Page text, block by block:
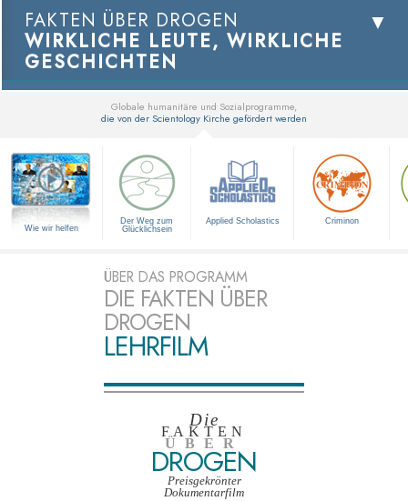
FAKTEN ÜBER DROGEN
WIRKLICHE LEUTE, WIRKLICHE
GESCHICHTEN
Globale humanitäre und Sozialprogramme,
die von der Scientology Kirche gefördert werden
Wie wir helfen
Der Weg zum
Glücklichsein
Applied Scholastics Criminon
ÜBER DAS PROGRAMM
DIE FAKTEN ÜBER
DROGEN
LEHRFILM
Die
FAKTEN
ÜBER
DROGEN
Preisgekrönter
Dokumentarfilm